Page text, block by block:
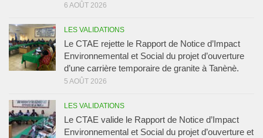
6 AOÛT 2026
LES VALIDATIONS
Le CTAE rejette le Rapport de Notice d’Impact
Environnemental et Social du projet d’ouverture
d’une carrière temporaire de granite à Tanènè.
5 AOÛT 2026
LES VALIDATIONS
Le CTAE valide le Rapport de Notice d’Impact
Environnemental et Social du projet d’ouverture et